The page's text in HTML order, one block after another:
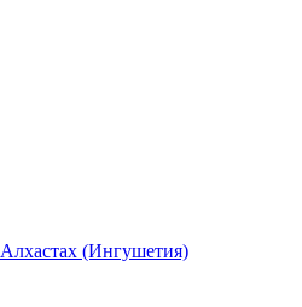
(Ингушетия)